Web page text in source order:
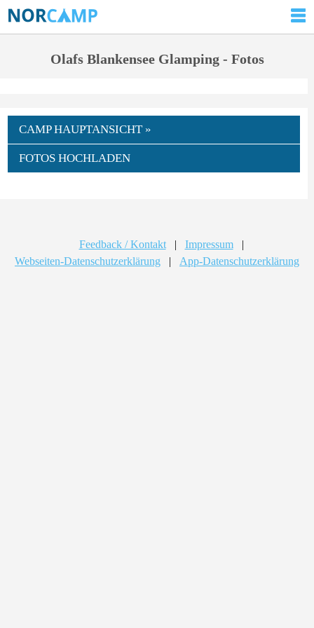
Olafs Blankensee Glamping - Fotos
CAMP HAUPTANSICHT »
FOTOS HOCHLADEN
Feedback / Kontakt | Impressum
|
Webseiten-Datenschutzerklärung
| App-Datenschutzerklärung